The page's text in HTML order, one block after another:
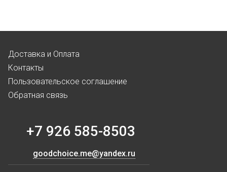
Доставка и Оплата
Контакты
Пользовательское соглашение
Обратная связь
+7 926 585-8503
goodchoice.me@yandex.ru